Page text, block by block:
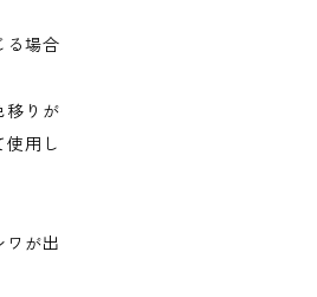
る場合
移りが
使用し
ワが出